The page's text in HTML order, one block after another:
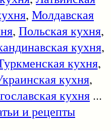
, Молдавская
, Польская кухня,
кухня,
кухня,
кухня,
кухня ...
и рецепты